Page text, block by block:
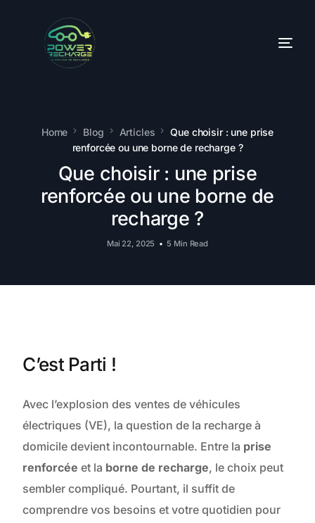
Home Blog Articles
Que choisir : une prise
renforcée ou une borne de recharge ?
Que choisir : une prise
renforcée ou une borne de
recharge ?
Mai 22, 2025 5 Min Read
C’est Parti !
Avec l’explosion des ventes de véhicules
électriques (VE), la question de la recharge à
domicile devient incontournable. Entre la prise
renforcée et la borne de recharge, le choix peut
sembler compliqué. Pourtant, il suffit de
comprendre vos besoins et votre quotidien pour